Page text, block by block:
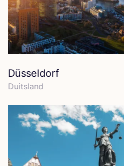
Düsseldorf
Duits­land